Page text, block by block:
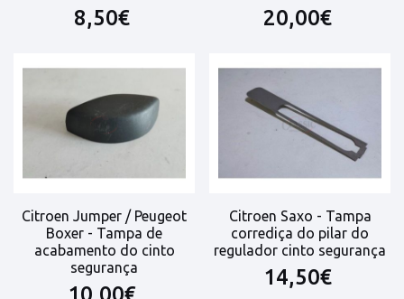
8,50€ 20,00€
Citroen Jumper / Peugeot
Boxer - Tampa de
acabamento do cinto
segurança
Citroen Saxo - Tampa
corrediça do pilar do
regulador cinto segurança
14,50€